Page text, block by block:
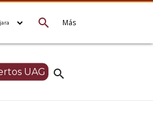
Más
search
search
UAG